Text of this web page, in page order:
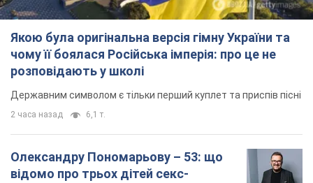
символа 90-х та який вигляд вони
За розвитком кар'єри артист не забував про
особисте щастя
7 часов назад
У ПриватБанку розповіли, чи дійсні
долари 1996 року: чи приймають
обмінники та банки такі купюри
Що робити, якщо банки та обмінні пункти не
приймають старі долари